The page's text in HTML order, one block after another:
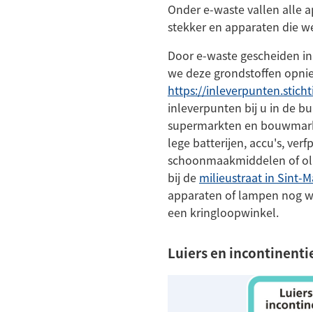
Onder e-waste vallen alle
stekker en apparaten die
Door e-waste gescheiden
we deze grondstoffen
https://
inleverpunten bij u in de
supermarkten en
lege batterijen, accu's,
schoonmaakmiddelen of
bij de milieustraat in Sint-
apparaten of lampen nog
een kringloopwinkel.
Luiers en